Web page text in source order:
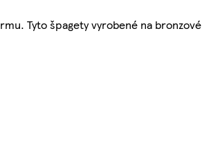
Tyto špagety vyrobené na bronzové